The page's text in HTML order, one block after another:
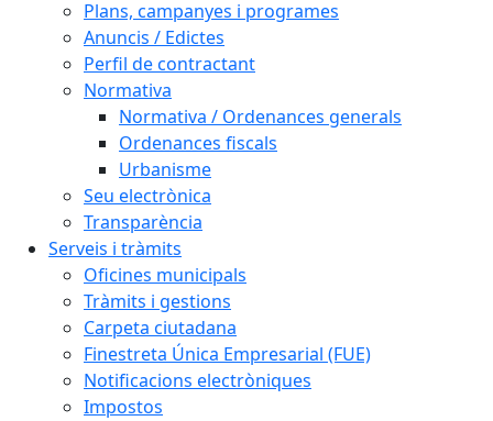
Plans, campanyes i programes
Anuncis / Edictes
Perfil de contractant
Normativa
Normativa / Ordenances generals
Ordenances fiscals
Urbanisme
Seu electrònica
Transparència
Serveis i tràmits
Oficines municipals
Tràmits i gestions
Carpeta ciutadana
Finestreta Única Empresarial (FUE)
Notificacions electròniques
Impostos